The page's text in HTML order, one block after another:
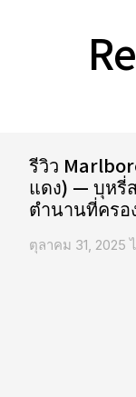
รีวิว
แดง) — บุหรี่
ตำนานที่ครอ
ตุลาคม 31, 2025